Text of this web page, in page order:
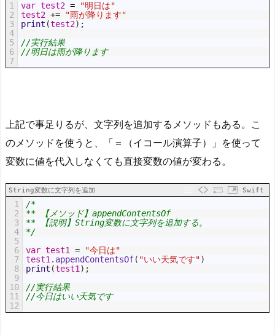
1
2
3
4
5
6
7
var test2 =
"明日は"
test2 +=
"雨が降ります"
print (test2) ;
//実行結果
//明日は雨が降ります
上記で事足りるが、文字列を追加するメソッドもある。こ
のメソッドを使うと、「＝（イコール演算子）」を使って
変数に値を代入しなくても直接変数の値が変わる。
String変数に文字列を追加 Swift
1
2
3
4
5
6
7
8
9
10
11
12
/*
** 【メソッド】appendContentsOf
** 【説明】String変数に文字列を追加する。
*/
var test1 =
"今日は"
test1 . appendContentsOf( "いい天気です")
print (test1 ) ;
//実行結果
//今日はいい天気です